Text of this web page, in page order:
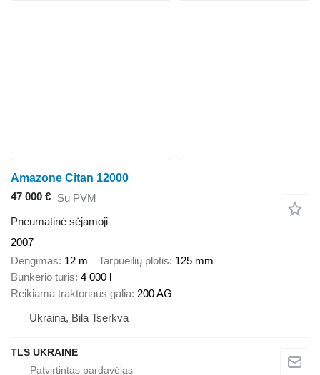
Amazone Citan 12000
47 000 € Su PVM
Pneumatinė sėjamoji
2007
Dengimas 12 m Tarpueilių plotis 125 mm
Bunkerio tūris 4 000 l
Reikiama traktoriaus galia 200 AG
Ukraina, Bila Tserkva
TLS UKRAINE